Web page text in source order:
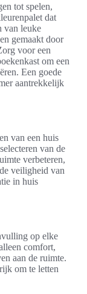
tot spelen,
dat
van leuke
gemaakt door
voor een
om een
Een goede
aantrekkelijk
van een huis
van de
verbeteren,
veiligheid van
in huis
op elke
comfort,
aan de ruimte.
om te letten